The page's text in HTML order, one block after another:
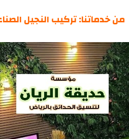
من خدماتنا:تركيب النجيل